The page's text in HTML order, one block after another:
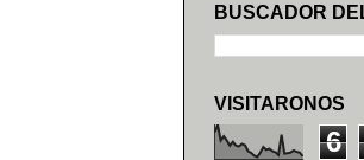
BUSCADOR
VISITARONOS
6